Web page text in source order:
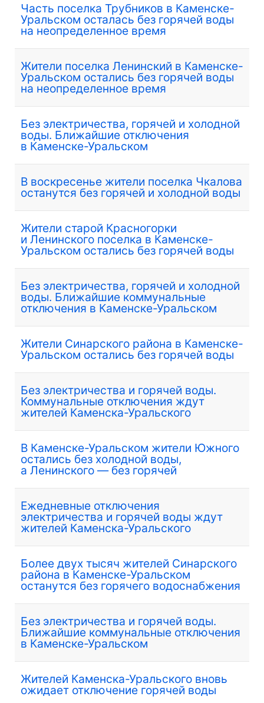
Часть поселка Трубников в Каменске-
Уральском осталась без горячей воды
на неопределенное время
Жители поселка Ленинский в Каменске-
Уральском остались без горячей воды
на неопределенное время
Без электричества, горячей и холодной
воды. Ближайшие отключения
в Каменске-Уральском
В воскресенье жители поселка Чкалова
останутся без горячей и холодной воды
Жители старой Красногорки
и Ленинского поселка в Каменске-
Уральском остались без горячей воды
Без электричества, горячей и холодной
воды. Ближайшие коммунальные
отключения в Каменске-Уральском
Жители Синарского района в Каменске-
Уральском остались без горячей воды
Без электричества и горячей воды.
Коммунальные отключения ждут
жителей Каменска-Уральского
В Каменске-Уральском жители Южного
остались без холодной воды,
а Ленинского — без горячей
Ежедневные отключения
электричества и горячей воды ждут
жителей Каменска-Уральского
Более двух тысяч жителей Синарского
района в Каменске-Уральском
останутся без горячего водоснабжения
Без электричества и горячей воды.
Ближайшие коммунальные отключения
в Каменске-Уральском
Жителей Каменска-Уральского вновь
ожидает отключение горячей воды